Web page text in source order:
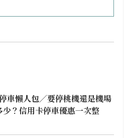
車懶人包／要停桃機還是機場
？信用卡停車優惠一次整